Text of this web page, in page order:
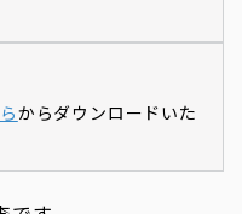
からダウンロードいた